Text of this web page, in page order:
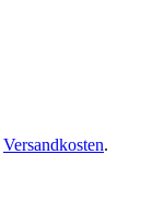
Versandkosten.